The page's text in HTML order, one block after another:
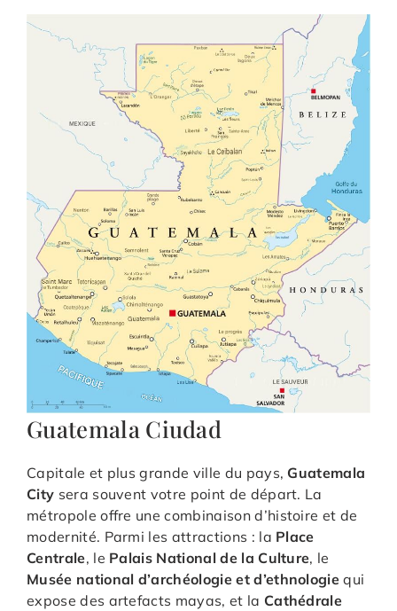
Guatemala Ciudad
Capitale et plus grande ville du pays, Guatemala
City sera souvent votre point de départ. La
métropole offre une combinaison d’histoire et de
modernité. Parmi les attractions : la Place
Centrale, le Palais National de la Culture, le
Musée national d’archéologie et d’ethnologie qui
expose des artefacts mayas, et la Cathédrale